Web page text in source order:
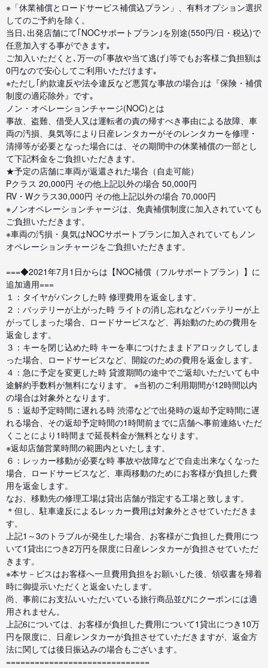
※「休業補償とロードサービス補償込プラン」、有料オプション選択
してのご予約を除く。
当日､出発店舗にて｢NOCサポートプラン｣を別途(550円/日・税込)で
任意加入する事ができます｡
ご加入いただくと､万一の｢事故や当て逃げ｣等でもお客様ご負担額は
0円なので安心してご利用いただけます｡
※ただし｢約款違反や法令違反など悪質な事故の場合｣は『保険・補償
制度の適応除外』です｡
ノン・オペレーションチャージ(NOC)とは
事故、盗難、借受人又は運転者の責の帰すべき事由による故障、車
両の汚損、臭気等により日産レンタカーがそのレンタカーを修理・
清掃等が必要となった場合には、その期間中の休業補償の一部とし
て下記料金をご負担いただきます。
★予定の店舗に車両が返還された場合（自走可能）
Pクラス 20,000円 その他上記以外の場合 50,000円
RV・Wクラス30,000円 その他上記以外の場合 70,000円
※ノンオペレーションチャージは、免責補償制度に加入されていても
ご負担いただきます。
※車両の汚損・臭気はNOCサポートプランに加入されていてもノン
オペレーションチャージをご負担いただきます。
===◆2021年7月1日からは【NOC補償（フルサポートプラン）】に
追加適用===
１：タイヤがパンクした時 修理費用を返金します。
２：バッテリーが上がった時 ライトの消し忘れなどバッテリーが上
がってしまった場合、ロードサービスなど、再始動のための費用を
返金します。
３：キーを閉じ込めた時 キーを車につけたままドアロックしてしま
った場合、ロードサービスなど、開錠のための費用を返金します。
４：急に予定を変更した時 貸渡期間の途中でご返却いただいても中
途解約手数料が無料になります。 ※当初のご利用期間が12時間以内
の場合は対象外となります。
５：返却予定時間に遅れる時 渋滞などで出発時の返却予定時間に遅
れる場合、その返却予定時間の1時間前までに店舗へ事前連絡いただ
くことにより1時間まで延長料金が無料となります。
※返却店舗営業時間の範囲内といたします。
６：レッカー移動が必要な時 事故や故障などで自走出来なくなった
場合、ロードサービスなど、車両移動のためにお客様が負担した費
用を返金します。
なお、移動先の修理工場は貸出店舗が指定する工場と致します。
＊但し、駐車違反によるレッカー費用は対象外とさせていただきま
す。
上記1～3のトラブルが発生した場合、お客様がご負担した費用につ
いて1貸出につき2万円を限度に日産レンタカーが負担させていただ
きます。
※本サ－ビスはお客様へ一旦費用負担をお願いした後、領収書を帰着
時に御提示いただくと返金いたします。
尚、事前にお支払いいただいている旅行商品並びにクーポンには適
用されません。
上記6については、お客様が負担した費用について1貸出につき10万
円を限度に、日産レンタカーが負担させていただきますが、返金方
法に関しては後日振込みの場合もございます。
==============================